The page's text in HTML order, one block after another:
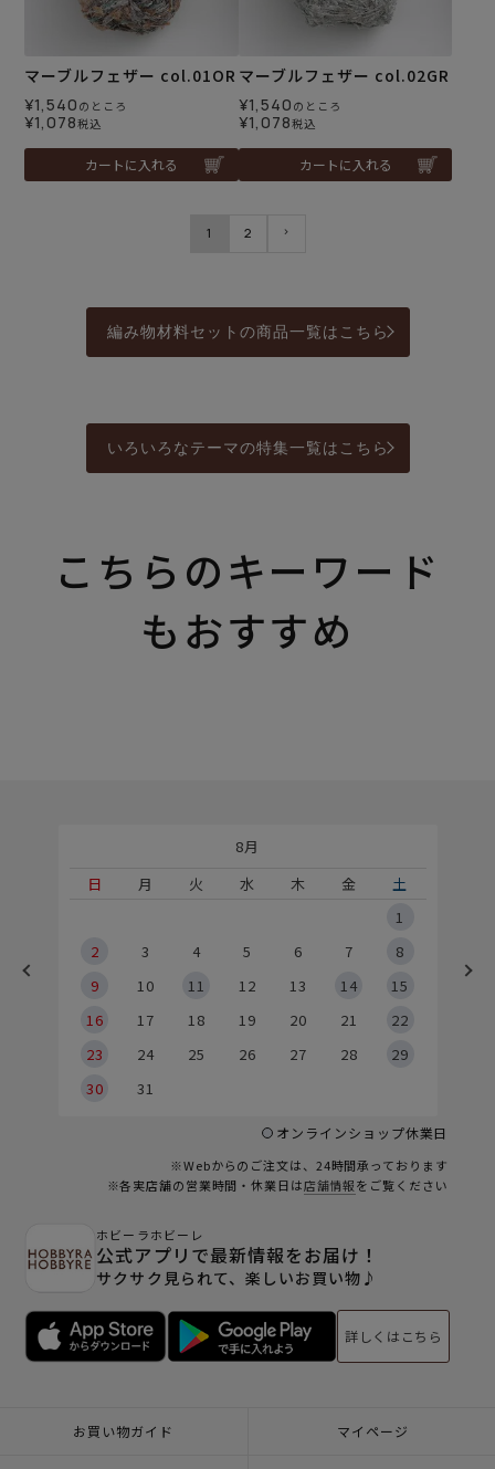
マーブルフェザー col.01OR
¥1,540 のところ
¥1,078税込
カートに入れる
マーブルフェザー col.02GR
¥1,540 のところ
¥1,078税込
カートに入れる
1 2
編み物材料セットの商品一覧はこちら
いろいろなテーマの特集一覧はこちら
こちらのキーワード
もおすすめ
8月
日
月 火 水 木 金
土
1
2
3 4 5 6 7
8
9
10 11 12 13 14
15
16
17 18 19 20 21
22
23
24 25 26 27 28
29
30
31
オンラインショップ休業日
※Webからのご注文は、24時間承っております
※各実店舗の営業時間・休業日は店舗情報をご覧ください
ホビーラホビーレ
公式アプリで最新情報をお届け！
サクサク見られて、楽しいお買い物♪
詳しくはこちら
お買い物ガイド マイページ